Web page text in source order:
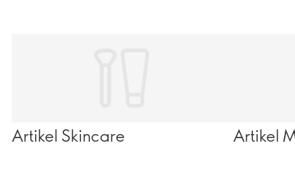
Artikel Skincare Artikel